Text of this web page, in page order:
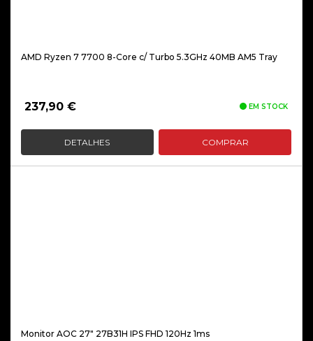
AMD Ryzen 7 7700 8-Core c/ Turbo 5.3GHz 40MB AM5 Tray
237,90 € EM STOCK
DETALHES COMPRAR
Monitor AOC 27″ 27B31H IPS FHD 120Hz 1ms